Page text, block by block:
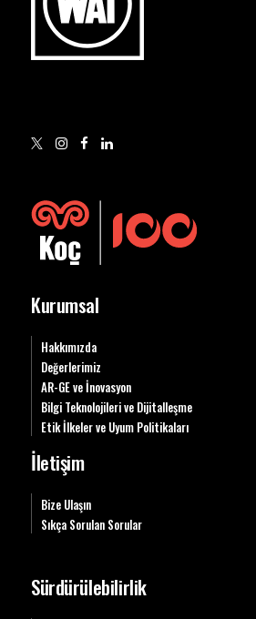
Kurumsal
Hakkımızda
Değerlerimiz
AR-GE ve İnovasyon
Bilgi Teknolojileri ve Dijitalleşme
Etik İlkeler ve Uyum Politikaları
İletişim
Bize Ulaşın
Sıkça Sorulan Sorular
Sürdürülebilirlik